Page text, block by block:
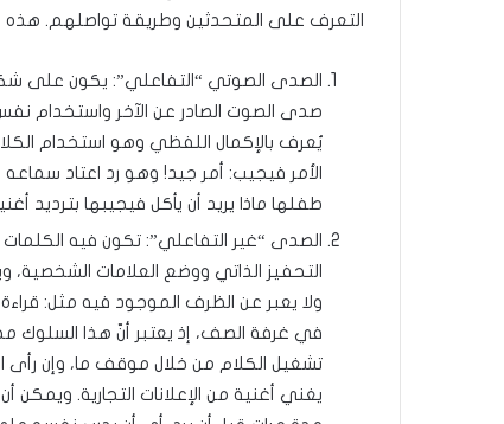
التعرف على المتحدثين وطريقة تواصلهم. هذه
الصدى الصوتي “التفاعلي”: يكون على
صدى الصوت الصادر عن الآخر واستخدام نفس
يُعرف بالإكمال اللفظي وهو استخدام
الأمر فيجيب: أمر جيد! وهو رد اعتاد
طفلها ماذا يريد أن يأكل فيجيبها بترديد
الصدى “غير التفاعلي”: تكون فيه
التحفيز الذاتي ووضع العلامات
ولا يعبر عن الظرف الموجود فيه مثل:
في غرفة الصف، إذ يعتبر أنّ هذا السلوك
تشغيل الكلام من خلال موقف ما، وإن رأى
يغني أغنية من الإعلانات التجارية.